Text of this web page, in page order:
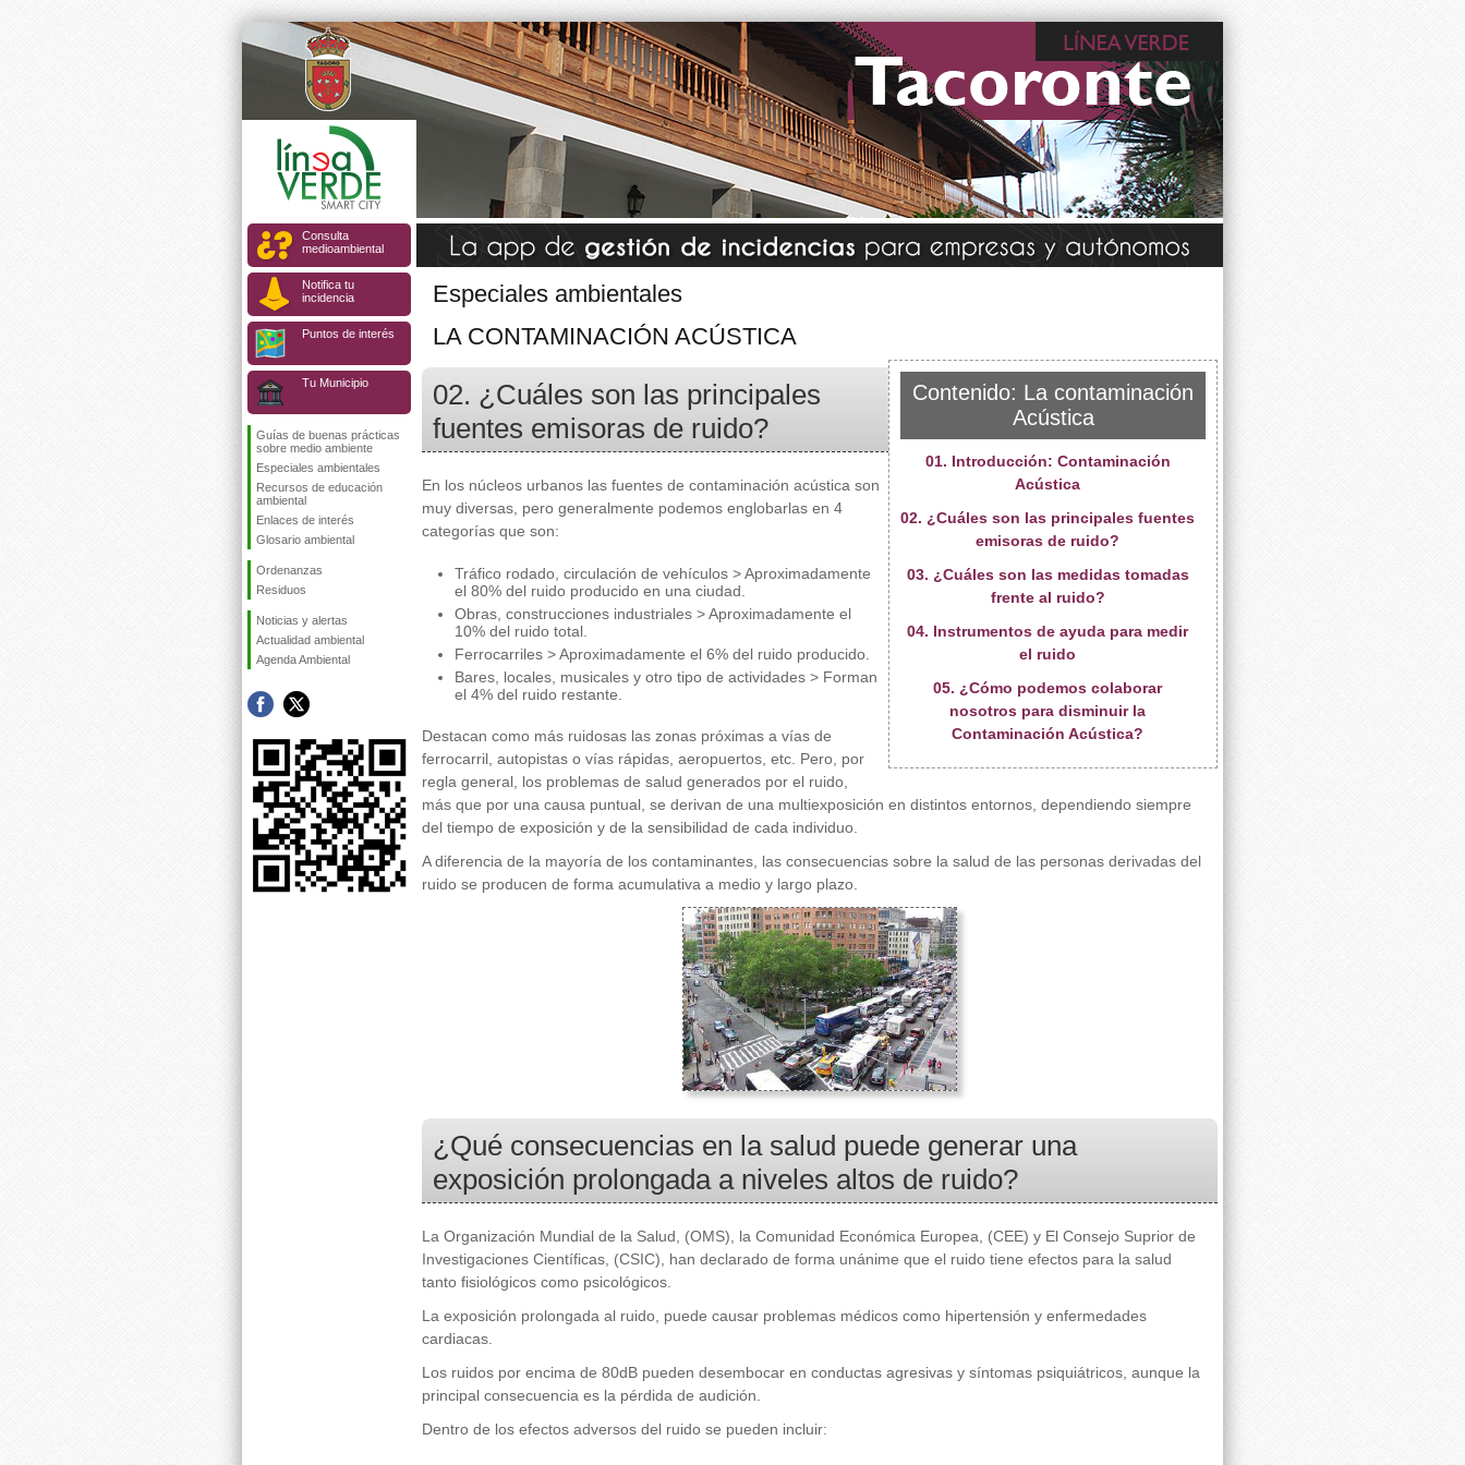
Consulta
medioambiental
Notifica tu
incidencia
Puntos de interés
Tu Municipio
Guías de buenas prácticas
sobre medio ambiente
Especiales ambientales
Recursos de educación
ambiental
Enlaces de interés
Glosario ambiental
Ordenanzas
Residuos
Noticias y alertas
Actualidad ambiental
Agenda Ambiental
Especiales ambientales
LA CONTAMINACIÓN ACÚSTICA
Contenido: La contaminación
Acústica
01. Introducción: Contaminación
Acústica
02. ¿Cuáles son las principales fuentes
emisoras de ruido?
03. ¿Cuáles son las medidas tomadas
frente al ruido?
04. Instrumentos de ayuda para medir
el ruido
05. ¿Cómo podemos colaborar
nosotros para disminuir la
Contaminación Acústica?
02. ¿Cuáles son las principales
fuentes emisoras de ruido?
En los núcleos urbanos las fuentes de contaminación acústica son
muy diversas, pero generalmente podemos englobarlas en 4
categorías que son:
Tráfico rodado, circulación de vehículos > Aproximadamente
el 80% del ruido producido en una ciudad.
Obras, construcciones industriales > Aproximadamente el
10% del ruido total.
Ferrocarriles > Aproximadamente el 6% del ruido producido.
Bares, locales, musicales y otro tipo de actividades > Forman
el 4% del ruido restante.
Destacan como más ruidosas las zonas próximas a vías de
ferrocarril, autopistas o vías rápidas, aeropuertos, etc. Pero, por
regla general, los problemas de salud generados por el ruido,
más que por una causa puntual, se derivan de una multiexposición en distintos entornos, dependiendo siempre
del tiempo de exposición y de la sensibilidad de cada individuo.
A diferencia de la mayoría de los contaminantes, las consecuencias sobre la salud de las personas derivadas del
ruido se producen de forma acumulativa a medio y largo plazo.
¿Qué consecuencias en la salud puede generar una
exposición prolongada a niveles altos de ruido?
La Organización Mundial de la Salud, (OMS), la Comunidad Económica Europea, (CEE) y El Consejo Suprior de
Investigaciones Científicas, (CSIC), han declarado de forma unánime que el ruido tiene efectos para la salud
tanto fisiológicos como psicológicos.
La exposición prolongada al ruido, puede causar problemas médicos como hipertensión y enfermedades
cardiacas.
Los ruidos por encima de 80dB pueden desembocar en conductas agresivas y síntomas psiquiátricos, aunque la
principal consecuencia es la pérdida de audición.
Dentro de los efectos adversos del ruido se pueden incluir: